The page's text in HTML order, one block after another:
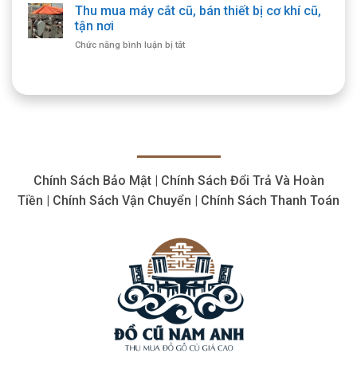
Gỗ
Cao,
mua
máy
plasma
giá
Thu mua máy cắt cũ, bán thiết bị cơ khí cũ,
tận nơi
Chức năng bình luận bị tắtở
khí
cũ,
tận
Chính Sách Bảo Mật | Chính Sách Đổi Trả Và Hoàn
Tiền | Chính Sách Vận Chuyển | Chính Sách Thanh Toán